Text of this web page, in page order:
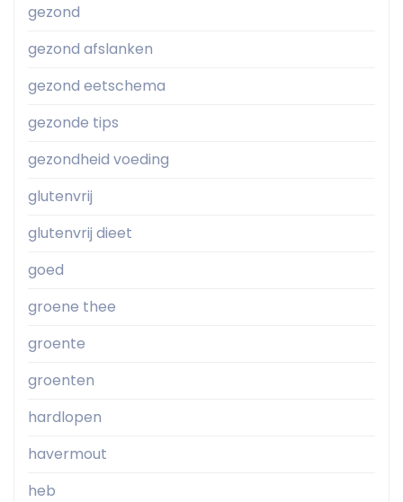
gezond
gezond afslanken
gezond eetschema
gezonde tips
gezondheid voeding
glutenvrij
glutenvrij dieet
goed
groene thee
groente
groenten
hardlopen
havermout
heb